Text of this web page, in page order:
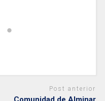
Post anterior